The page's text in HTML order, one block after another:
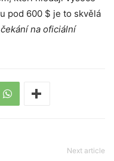
pod 600 $ je to skvělá
na oficiální
Next article